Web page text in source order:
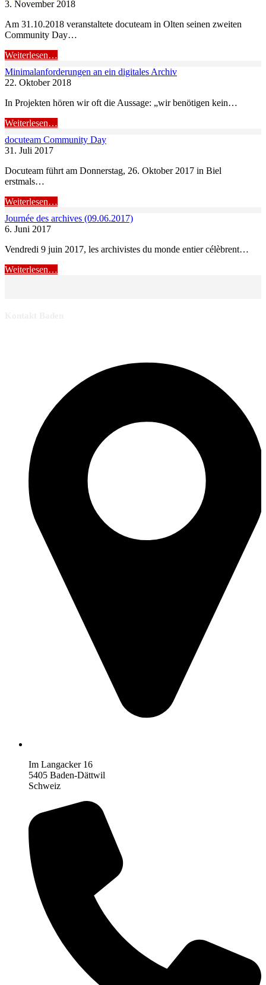
3. November 2018
Am 31.10.2018 veranstaltete docuteam in Olten seinen zweiten
Community Day…
Weiterlesen…
Minimalanforderungen an ein digitales Archiv
22. Oktober 2018
In Projekten hören wir oft die Aussage: „wir benötigen kein…
Weiterlesen…
docuteam Community Day
31. Juli 2017
Docuteam führt am Donnerstag, 26. Oktober 2017 in Biel
erstmals…
Weiterlesen…
Journée des archives (09.06.2017)
6. Juni 2017
Vendredi 9 juin 2017, les archivistes du monde entier célèbrent…
Weiterlesen…
Im Langacker 16
5405 Baden-Dättwil
Schweiz